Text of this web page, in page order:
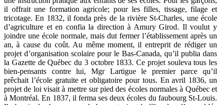
il offrait une formation agricole; pour les filles, tissage, filage et
tricotage. En 1832, il fonda près de la rivière St-Charles, une école
d’agriculture et en confia la direction à Amury Girod. Il voulut y
joindre une école normale, mais dut fermer l’établissement après un
an, à cause du coût. Au même moment, il entreprit de rédiger un
projet d’organisation scolaire pour le Bas-Canada, qu’il publia dans
la Gazette de Québec du 3 octobre 1833. Ce projet souleva tous les
bien-pensants contre lui, Mgr Lartigue le premier parce qu’il
prêchait l’école gratuite et obligatoire pour tous. En avril 1836, un
projet de loi visait à mettre sur pied des écoles normales à Québec et
à Montréal. En 1837, il ferma ses deux écoles du faubourg St-Louis.